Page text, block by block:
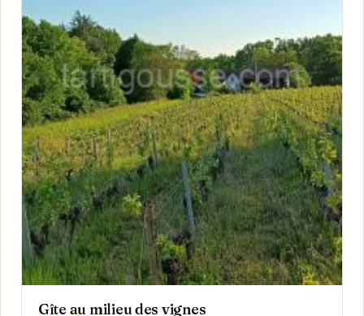
Gîte au milieu des vignes